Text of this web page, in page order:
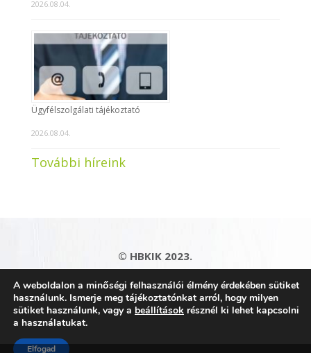
2026.08.04.
Ügyfélszolgálati tájékoztató
2026.08.04.
További híreink
© HBKIK 2023.
Adatkezelési tájékoztató|Impresszum|
Kapcsolat|Honlaptérkép
A weboldalon a minőségi felhasználói élmény érdekében sütiket
használunk. Ismerje meg tájékoztatónkat arról, hogy milyen
sütiket használunk, vagy a beállítások résznél ki lehet kapcsolni
a használatukat.
Elfogad